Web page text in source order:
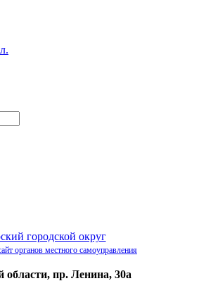
городской округ
органов местного самоуправления
области, пр. Ленина, 30а